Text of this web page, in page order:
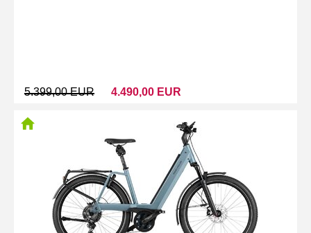
5.399,00 EUR 4.490,00 EUR